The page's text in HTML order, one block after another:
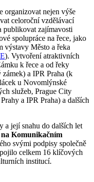
organizovat nejen výše
celoroční vzdělávací
publikovat zajímavosti
spolupráce na řece, jako
výstavy Město a řeka
). Vytvoření atraktivních
k řece a od řeky
a IPR Praha (k
u Novomlýnské
služeb, Prague City
a IPR Praha) a dalších
a její snahu do dalších let
Komunikačním
svými podpisy společně
celkem 16 klíčových
institucí.